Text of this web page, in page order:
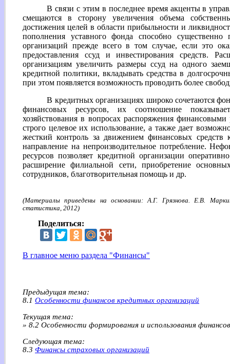
В связи с этим в последнее время акценты в
смещаются в сторону увеличения объема
достижения целей в области прибыльности и
пополнения уставного фонда способно
организаций прежде всего в том случае, если это
предоставления ссуд и инвестирования средств.
организациям увеличить размеры ссуд на одного
кредитной политики, вкладывать средства в
при этом появляется возможность проводить более
В кредитных организациях широко сочетаются
финансовых ресурсов, их соотношение
хозяйствования в вопросах распоряжения
строго целевое их использование, а также дает
жесткий контроль за движением финансовых средств
направление на непроизводительное потребление.
ресурсов позволяет кредитной организации
расширение филиальной сети, приобретение
сотрудников, благотворительная помощь и др.
(Материалы приведены на основании: А.Г. Грязнова. Е.В.
статистика, 2012)
Поделиться:
В главное меню раздела "Финансы"
Предыдущая тема:
8.1 Особенности финансов кредитных организаций
Текущая тема:
» 8.2 Особенности формирования и использования
Следующая тема:
8.3 Финансы страховых организаций